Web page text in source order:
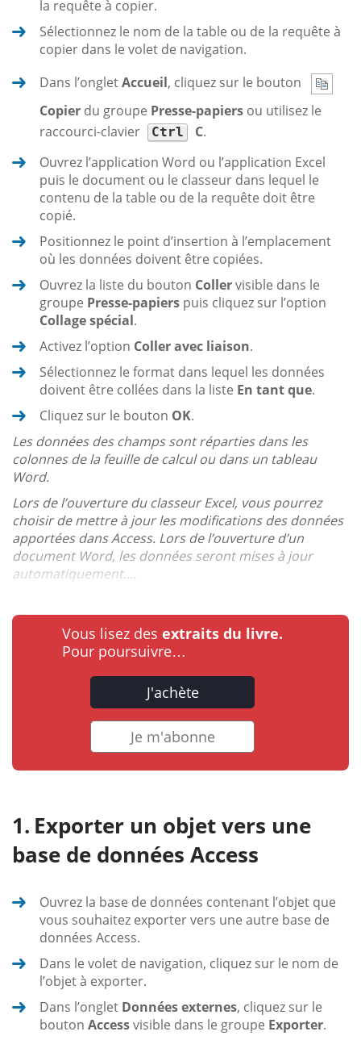
la requête à copier.
Sélectionnez le nom de la table ou de la requête à
copier dans le volet de navigation.
Dans l’ongletAccueil, cliquez sur le bouton
Copier du groupe Presse-papiers ou utilisez le
raccourci-clavier
Ctrl C.
Ouvrez l’application Word ou l’application Excel
puis le document ou le classeur dans lequel le
contenu de la table ou de la requête doit être
copié.
Positionnez le point d’insertion à l’emplacement
où les données doivent être copiées.
Ouvrez la liste du bouton Collervisible dans le
groupe Presse-papiers puis cliquez sur l’option
Collage spécial.
Activez l’option Coller avec liaison.
Sélectionnez le format dans lequel les données
doivent être collées dans la liste En tant que.
Cliquez sur le bouton OK.
Les données des champs sont réparties dans les
colonnes de la feuille de calcul ou dans un tableau
Word.
Lors de l’ouverture du classeur Excel, vous pourrez
choisir de mettre à jour les modifications des données
apportées dans Access. Lors de l’ouverture d’un
document Word, les données seront mises à jour
automatiquement....
Vous lisez des extraits du livre.
Pour poursuivre…
J'achète
Je m'abonne
Exporter un objet vers une
base de données Access
Ouvrez la base de données contenant l’objet que
vous souhaitez exporter vers une autre base de
données Access.
Dans le volet de navigation, cliquez sur le nom de
l’objet à exporter.
Dans l’onglet Données externes, cliquez sur le
bouton Accessvisible dans le groupe Exporter.